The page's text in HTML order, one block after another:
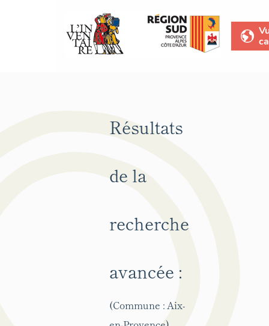
Résultats
de la
recherche
avancée :
(Commune : Aix-